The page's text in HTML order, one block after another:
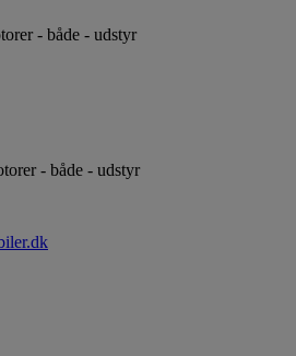
- både - udstyr
- både - udstyr